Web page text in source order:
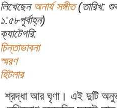
লিখেছেন অনার্য সঙ্গীত(তারিখ:
১:৫৮পূর্বাহ্ন)
ক্যাটেগরি:
চিন্তাভাবনা
স্মরণ
হিটলার
শ্রদ্ধা আর ঘৃণা। এই দুটি